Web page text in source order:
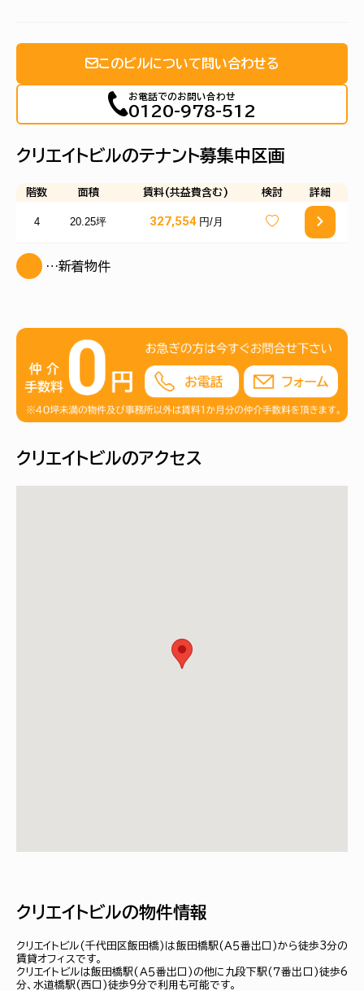
このビルについて問い合わせる
お電話でのお問い合わせ
0120-978-512
クリエイトビルのテナント募集中区画
階数 面積 賃料(共益費含む) 検討 詳細
4 20.25坪 327,554 円/月
…新着物件
クリエイトビルのアクセス
クリエイトビルの物件情報
クリエイトビル(千代田区飯田橋)は飯田橋駅(Ａ５番出口)から徒歩3分の
賃貸オフィスです。
クリエイトビルは飯田橋駅(Ａ５番出口)の他に九段下駅(７番出口)徒歩6
分、水道橋駅(西口)徒歩9分で利用も可能です。